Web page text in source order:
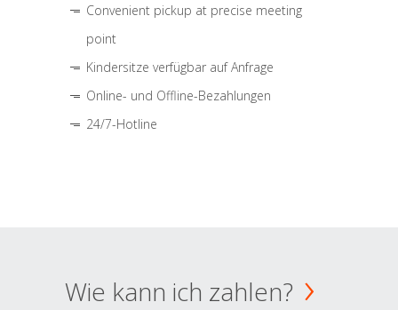
Convenient pickup at precise meeting
point
Kindersitze verfügbar auf Anfrage
Online- und Offline-Bezahlungen
24/7-Hotline
Wie kann ich zahlen?